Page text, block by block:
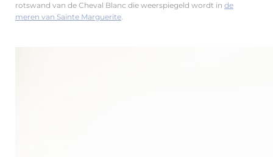
rotswand van de Cheval Blanc die weerspiegeld wordt in de
meren van Sainte Marguerite.